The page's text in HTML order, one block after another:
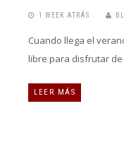
1 WEEK ATRÁS
Cuando llega el
libre para disfrutar
LEER MÁS